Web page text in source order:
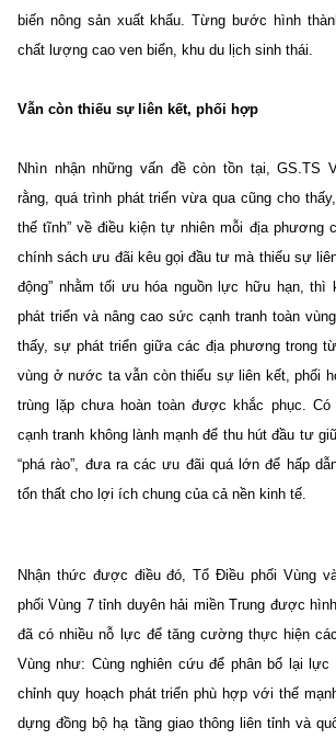
biến nông sản xuất khẩu. Từng bước hình
chất lượng cao ven biển, khu du lịch sinh thái.
Vẫn còn thiếu sự liên kết, phối hợp
Nhìn nhận những vấn đề còn tồn tại, GS.TS
rằng, quá trình phát triển vừa qua cũng cho
thế tĩnh” về điều kiện tự nhiên mỗi địa phương
chính sách ưu đãi kêu gọi đầu tư mà thiếu sự
động” nhằm tối ưu hóa nguồn lực hữu hạn, thì
phát triển và nâng cao sức cạnh tranh toàn
thấy, sự phát triển giữa các địa phương trong
vùng ở nước ta vẫn còn thiếu sự liên kết, phối
trùng lặp chưa hoàn toàn được khắc phục.
cạnh tranh không lành mạnh để thu hút đầu tư
“phá rào”, đưa ra các ưu đãi quá lớn để hấp
tổn thất cho lợi ích chung của cả nền kinh tế.
Nhận thức được điều đó, Tổ Điều phối Vùng
phối Vùng 7 tỉnh duyên hải miền Trung được
đã có nhiều nỗ lực để tăng cường thực hiện
Vùng như: Cùng nghiên cứu để phân bổ lại
chỉnh quy hoạch phát triển phù hợp với thế
dựng đồng bộ hạ tầng giao thông liên tỉnh và